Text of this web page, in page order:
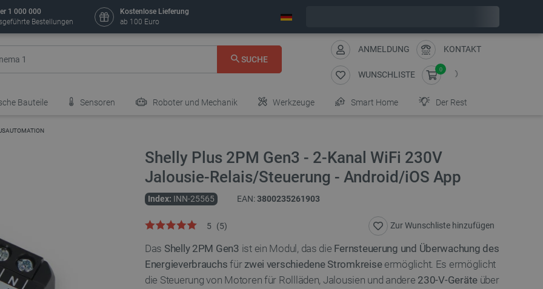
1 000 000
Bestellungen
Kostenlose Lieferung
ab 100 Euro
SUCHE
ANMELDUNG KONTAKT
WUNSCHLISTE
0
Bauteile Sensoren Roboter und Mechanik Werkzeuge Smart Home Der Rest
Shelly Plus 2PM Gen3 - 2-Kanal WiFi 230V
Jalousie-Relais/Steuerung - Android/iOS App
Index: INN-25565 EAN:3800235261903
5 (5) Zur Wunschliste hinzufügen
Das Shelly 2PM Gen3 ist ein Modul, das die Fernsteuerung und Überwachung des
Energieverbrauchs fürzwei verschiedene Stromkreiseermöglicht. Es ermöglicht
die Steuerung von Motoren für Rollläden, Jalousien und andere 230-V-Geräte über